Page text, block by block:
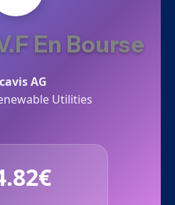
En Bourse
AG
Utilities